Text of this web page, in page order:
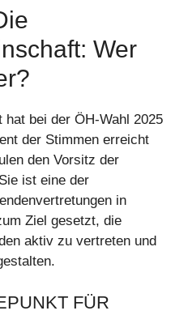
Wer
hat bei der ÖH-Wahl 2025
der Stimmen erreicht
den Vorsitz der
ist eine der
in
Ziel gesetzt, die
aktiv zu vertreten und
FÜR